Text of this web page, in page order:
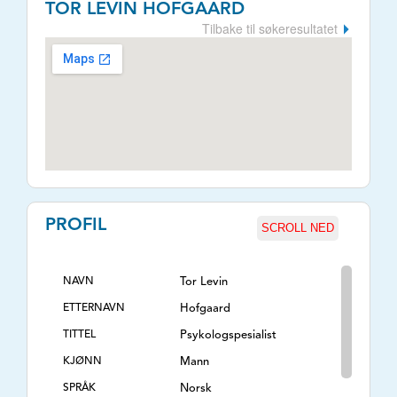
TOR LEVIN HOFGAARD
Tilbake til søkeresultatet
PROFIL SCROLL NED
NAVN Tor Levin
ETTERNAVN Hofgaard
TITTEL Psykologspesialist
KJØNN Mann
SPRÅK Norsk